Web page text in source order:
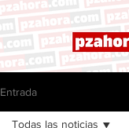
Entrada
Todas las noticias